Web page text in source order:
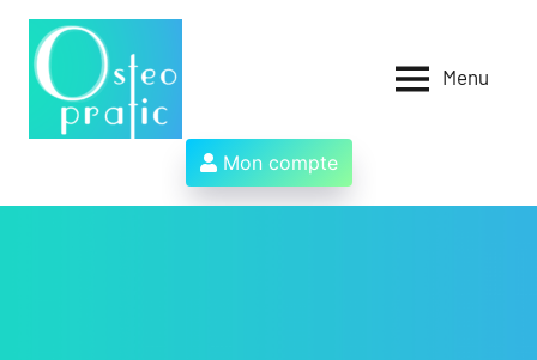
Aller
contenu
des
ostéopathes
et
Menu
Mon compte